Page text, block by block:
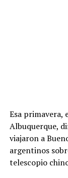
Esa primavera,
Albuquerque,
viajaron a
argentinos
telescopio